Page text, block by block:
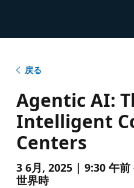
戻る
Agentic AI:
Intelligent
Centers
3 6月, 2025 | 9:30 午前
世界時